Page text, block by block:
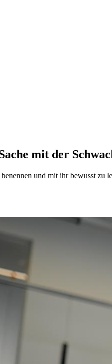
mit der
und mit ihr bewusst zu